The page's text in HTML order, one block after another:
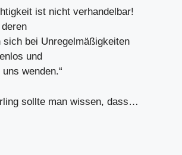
ist nicht verhandelbar!
sich bei Unregelmäßigkeiten
und
wenden.“
sollte man wissen, dass…